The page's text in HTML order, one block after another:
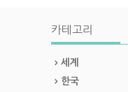
카테고리
세계
한국